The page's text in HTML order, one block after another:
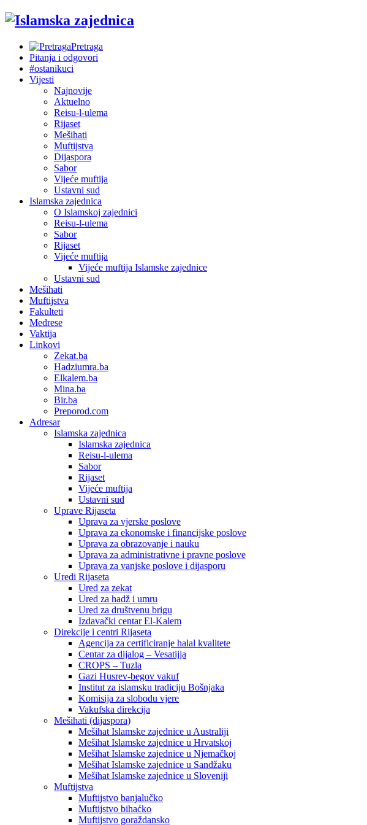
Pretraga
Pitanja i odgovori
#ostanikuci
Vijesti
Najnovije
Aktuelno
Reisu-l-ulema
Rijaset
Mešihati
Muftijstva
Dijaspora
Sabor
Vijeće muftija
Ustavni sud
Islamska zajednica
O Islamskoj zajednici
Reisu-l-ulema
Sabor
Rijaset
Vijeće muftija
Vijeće muftija Islamske zajednice
Ustavni sud
Mešihati
Muftijstva
Fakulteti
Medrese
Vaktija
Linkovi
Zekat.ba
Hadziumra.ba
Elkalem.ba
Mina.ba
Bir.ba
Preporod.com
Adresar
Islamska zajednica
Islamska zajednica
Reisu-l-ulema
Sabor
Rijaset
Vijeće muftija
Ustavni sud
Uprave Rijaseta
Uprava za vjerske poslove
Uprava za ekonomske i financijske poslove
Uprava za obrazovanje i nauku
Uprava za administrativne i pravne poslove
Uprava za vanjske poslove i dijasporu
Uredi Rijaseta
Ured za zekat
Ured za hadž i umru
Ured za društvenu brigu
Izdavački centar El-Kalem
Direkcije i centri Rijaseta
Agencija za certificiranje halal kvalitete
Centar za dijalog – Vesatijja
CROPS – Tuzla
Gazi Husrev-begov vakuf
Institut za islamsku tradiciju Bošnjaka
Komisija za slobodu vjere
Vakufska direkcija
Mešihati (dijaspora)
Mešihat Islamske zajednice u Australiji
Mešihat Islamske zajednice u Hrvatskoj
Mešihat Islamske zajednice u Njemačkoj
Mešihat Islamske zajednice u Sandžaku
Mešihat Islamske zajednice u Sloveniji
Muftijstva
Muftijstvo banjalučko
Muftijstvo bihaćko
Muftijstvo goraždansko